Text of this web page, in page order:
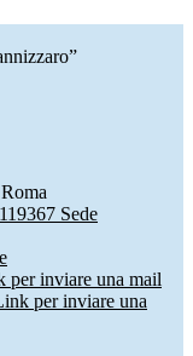
Sede
per inviare una mail
per inviare una